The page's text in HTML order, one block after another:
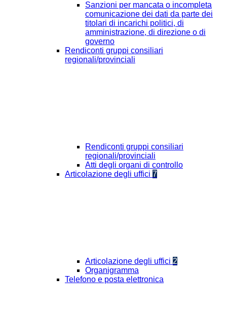
Sanzioni per mancata o incompleta
comunicazione dei dati da parte dei
titolari di incarichi politici, di
amministrazione, di direzione o di
governo
Rendiconti gruppi consiliari
regionali/provinciali
Rendiconti gruppi consiliari
regionali/provinciali
Atti degli organi di controllo
Articolazione degli uffici 7
Articolazione degli uffici 2
Organigramma
Telefono e posta elettronica